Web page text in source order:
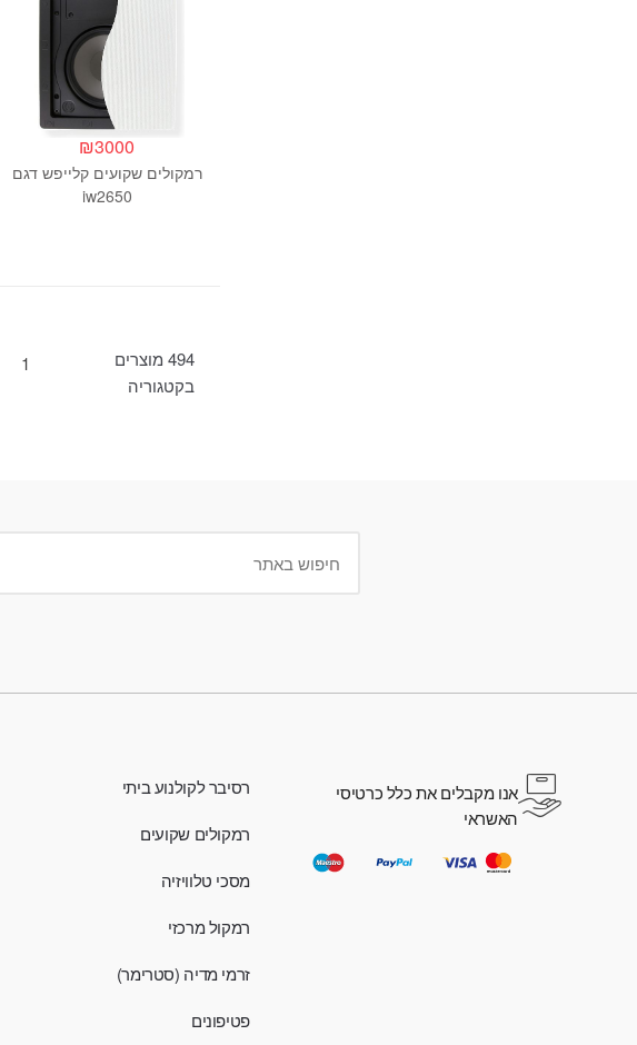
₪3000
רמקולים שקועים קלייפש דגם
iw2650
494 מוצרים
בקטגוריה
1
אנו מקבלים את כלל כרטיסי
האשראי
רסיבר לקולנוע ביתי
רמקולים שקועים
מסכי טלוויזיה
רמקול מרכזי
זרמי מדיה (סטרימר)
פטיפונים